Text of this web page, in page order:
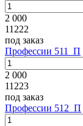
2 000
11222
под заказ
Профессии 511_П
2 000
11223
под заказ
Профессии 512_П